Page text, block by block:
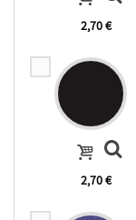
2,70 €
2,70 €